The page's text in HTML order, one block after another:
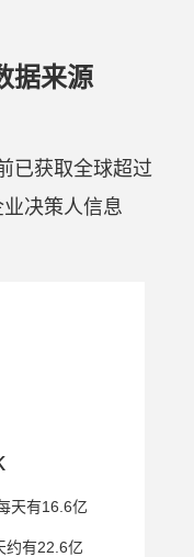
据来源
已获取全球超过
决策人信息
天有16.6亿
约有22.6亿